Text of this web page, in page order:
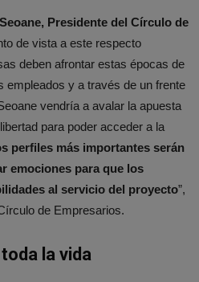
Presidente del Círculo de
de vista a este respecto
deben afrontar estas épocas de
empleados y a través de un frente
vendría a avalar la apuesta
para poder acceder a la
perfiles más importantes serán
emociones para que los
al servicio del proyecto”,
de Empresarios.
la vida